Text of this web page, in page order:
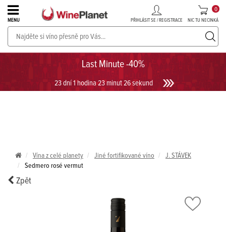
Last Minute -40%
23 dní 1 hodina 23 minut 26 sekund
MENU PŘIHLÁSIT SE / REGISTRACE NIC TU NECINKÁ
0
PROSECCO v akci až do -30%!UKÁZAT PROSECCO
Vína z celé planety Jiné fortifikované víno
J. STÁVEK
Sedmero rosé vermut
Zpět